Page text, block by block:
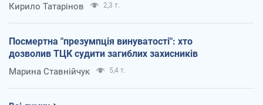
Кирило Татарінов 2,3 т.
Посмертна "презумпція винуватості": хто
дозволив ТЦК судити загиблих захисників
Марина Ставнійчук 5,4 т.